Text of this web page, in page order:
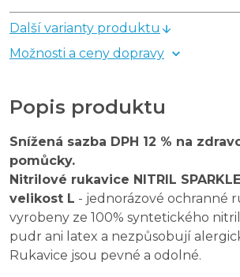
Další varianty produktu
Možnosti a ceny dopravy
Popis produktu
Snížená sazba DPH 12 % na
pomůcky.
Nitrilové rukavice NITRIL SPARKLE
velikost L - jednorázové ochranné
vyrobeny ze 100% syntetického
pudr ani latex a nezpůsobují
Rukavice jsou pevné a odolné.